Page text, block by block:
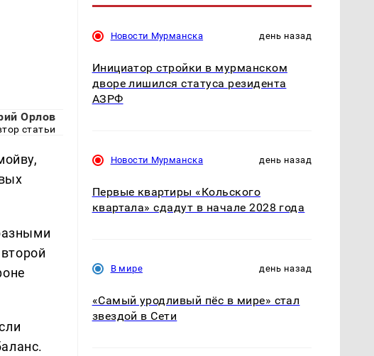
Орлов
статьи
Новости Мурманска день назад
Инициатор стройки в мурманском
дворе лишился статуса резидента
АЗРФ
Новости Мурманска день назад
Первые квартиры «Кольского
квартала» сдадут в начале 2028 года
В мире день назад
«Самый уродливый пёс в мире» стал
звездой в Сети